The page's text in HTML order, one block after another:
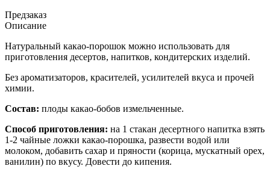
Предзаказ
Описание
Натуральный какао-порошок можно использовать для
приготовления десертов, напитков, кондитерских изделий.
Без ароматизаторов, красителей, усилителей вкуса и прочей
химии.
Состав: плоды какао-бобов измельченные.
Способ приготовления: на 1 стакан десертного напитка взять
1-2 чайные ложки какао-порошка, развести водой или
молоком, добавить сахар и пряности (корица, мускатный орех,
ванилин) по вкусу. Довести до кипения.